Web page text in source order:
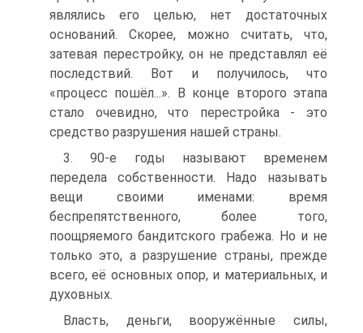
являлись его целью, нет достаточных
оснований. Скорее, можно считать, что,
затевая перестройку, он не представлял её
последствий. Вот и получилось, что
«процесс пошёл...». В конце второго этапа
стало очевидно, что перестройка - это
средство разрушения нашей страны.
3. 90-е годы называют временем
передела собственности. Надо называть
вещи своими именами: время
беспрепятственного, более того,
поощряемого бандитского грабежа. Но и не
только это, а разрушение страны, прежде
всего, её основных опор, и материальных, и
духовных.
Власть, деньги, вооружённые силы,